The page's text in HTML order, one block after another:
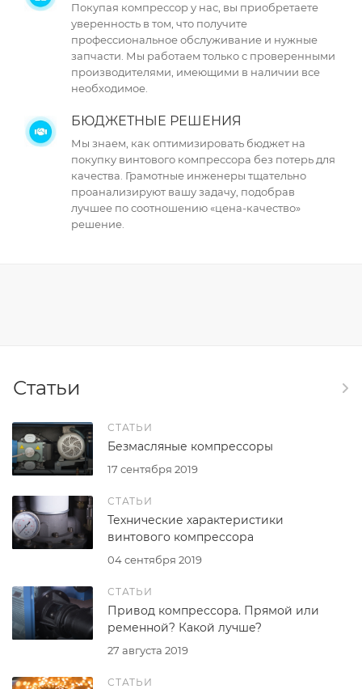
Покупая компрессор у нас, вы приобретаете
уверенность в том, что получите
профессиональное обслуживание и нужные
запчасти. Мы работаем только с проверенными
производителями, имеющими в наличии все
необходимое.
БЮДЖЕТНЫЕ РЕШЕНИЯ
Мы знаем, как оптимизировать бюджет на
покупку винтового компрессора без потерь для
качества. Грамотные инженеры тщательно
проанализируют вашу задачу, подобрав
лучшее по соотношению «цена-качество»
решение.
Статьи
СТАТЬИ
17 сентября 2019
Безмасляные компрессоры
СТАТЬИ
04 сентября 2019
Технические характеристики
винтового компрессора
СТАТЬИ
27 августа 2019
Привод компрессора. Прямой или
ременной? Какой лучше?
СТАТЬИ